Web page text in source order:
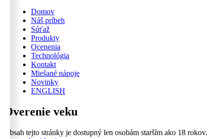
Domov
Náš príbeh
Súťaž
Produkty
Ocenenia
Technológia
Kontakt
Miešané nápoje
Novinky
ENGLISH
Overenie veku
Obsah tejto stránky je dostupný len osobám starším ako 18 rokov.